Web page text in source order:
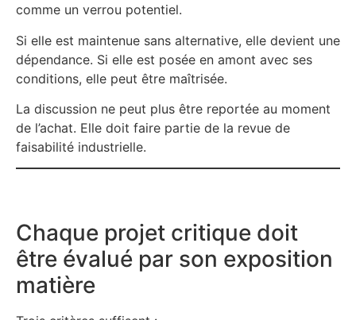
comme un verrou potentiel.
Si elle est maintenue sans alternative, elle devient une
dépendance. Si elle est posée en amont avec ses
conditions, elle peut être maîtrisée.
La discussion ne peut plus être reportée au moment
de l’achat. Elle doit faire partie de la revue de
faisabilité industrielle.
Chaque projet critique doit
être évalué par son exposition
matière